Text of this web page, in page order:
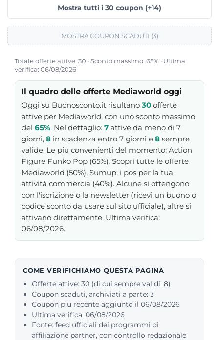
Totale offerte attive: 30 · Sconto massimo: 65% · Ultima
verifica: 06/08/2026
Il quadro delle offerte Mediaworld oggi
Oggi su Buonosconto.it risultano 30 offerte
attive per Mediaworld, con uno sconto massimo
del 65%. Nel dettaglio: 7 attive da meno di 7
giorni, 8 in scadenza entro 7 giorni e 8 sempre
valide. Le più convenienti del momento: Action
Figure Funko Pop (65%), Scopri tutte le offerte
Mediaworld (50%), Sumup: i pos per la tua
attività commercia (40%). Alcune si ottengono
con l'iscrizione o la newsletter (ricevi un buono o
codice sconto da usare sul sito ufficiale), altre si
attivano direttamente. Ultima verifica:
06/08/2026.
COME VERIFICHIAMO QUESTA PAGINA
Offerte attive: 30 (di cui sempre validi: 8)
Coupon scaduti, archiviati a parte: 3
Coupon piu recente aggiunto il 06/08/2026
Ultima verifica: 06/08/2026
Fonte: feed ufficiali dei programmi di
affiliazione partner, con controllo redazionale
Mostra tutti i 30 coupon (+14)
MOSTRA COUPON SCADUTI (3)